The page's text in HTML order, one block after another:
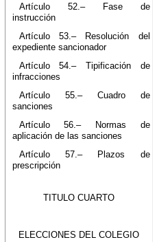
Artículo 52.– Fase de
instrucción
Artículo 53.– Resolución del
expediente sancionador
Artículo 54.– Tipificación de
infracciones
Artículo 55.– Cuadro de
sanciones
Artículo 56.– Normas de
aplicación de las sanciones
Artículo 57.– Plazos de
prescripción
TITULO CUARTO
ELECCIONES DEL COLEGIO